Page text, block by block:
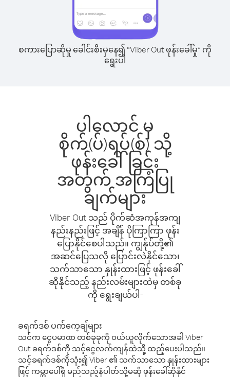
စကားပြောဆိုမှု ခေါင်းစီးမှနေ၍ “Viber Out ဖုန်းခေါ်မှု” ကို
ရွေးပါ
ပါလောင် မှ
စိုက်(ပ်)ရပ်(စ်) သို့
ဖုန်းခေါ်ခြင်း
အတွက် အကြံပြု
ချက်များ
Viber Out သည် ပိုက်ဆံအကုန်အကျ
နည်းနည်းဖြင့် အချိန် ပိုကြာကြာ ဖုန်း
ပြောနိုင်စေပါသည်။ ကျွန်ုပ်တို့၏
အဆင်ပြေသလို ပြောင်းလဲနိုင်သော၊
သက်သာသော နှုန်းထားဖြင့် ဖုန်းခေါ်
ဆိုနိုင်သည့် နည်းလမ်းများထဲမှ တစ်ခု
ကို ရွေးချယ်ပါ-
ခရက်ဒစ် ပက်ကေ့ချ်များ
သင်က ငွေပမာဏ တစ်ခုခုကို ဝယ်ယူလိုက်သောအခါ Viber
Out ခရက်ဒစ်ကို သင့်ငွေလက်ကျန်ထဲသို့ ထည့်ပေးပါသည်။
သင့်ခရက်ဒစ်ကိုသုံး၍ Viber ၏ သက်သာသော နှုန်းထားများ
ဖြင့် ကမ္ဘာပေါ်ရှိ မည်သည့်နံပါတ်သို့မဆို ဖုန်းခေါ်ဆိုနိုင်